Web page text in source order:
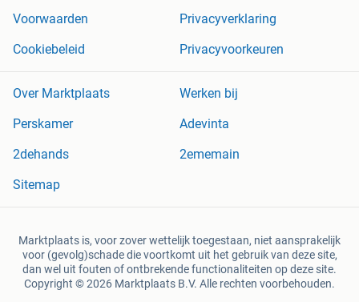
Voorwaarden
Privacyverklaring
Cookiebeleid
Privacyvoorkeuren
Over Marktplaats
Werken bij
Perskamer
Adevinta
2dehands
2ememain
Sitemap
Marktplaats is, voor zover wettelijk toegestaan, niet aansprakelijk
voor (gevolg)schade die voortkomt uit het gebruik van deze site,
dan wel uit fouten of ontbrekende functionaliteiten op deze site.
Copyright © 2026 Marktplaats B.V. Alle rechten voorbehouden.